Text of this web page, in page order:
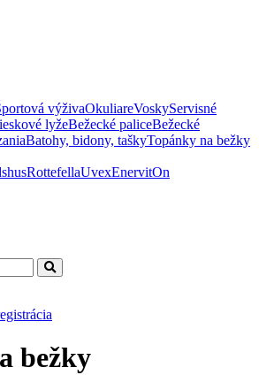
výživaOkuliareVoskyServisné
lyžeBežecké paliceBežecké
Batohy, bidony, taškyTopánky na bežky
RottefellaUvexEnervitOn
bežky